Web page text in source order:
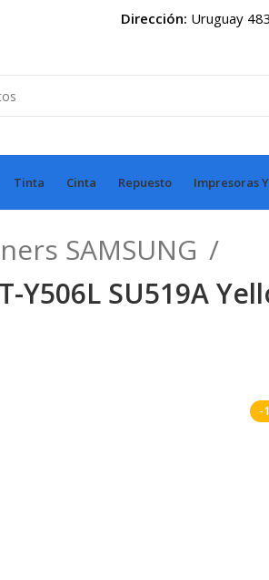
Dirección: Uruguay
Tinta Cinta Repuesto Impresoras
SAMSUNG
Y506L SU519A
-